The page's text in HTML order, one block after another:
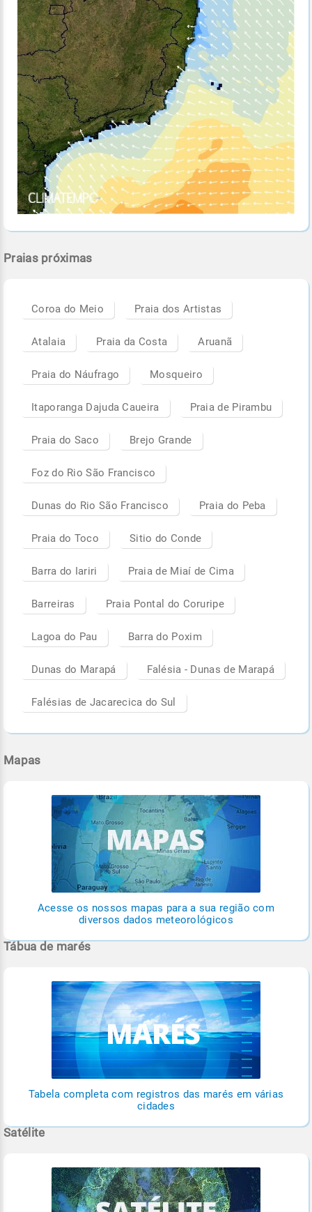
Praias próximas
Coroa do Meio Praia dos Artistas
Atalaia Praia da Costa Aruanã
Praia do Náufrago Mosqueiro
Itaporanga Dajuda Caueira Praia de Pirambu
Praia do Saco Brejo Grande
Foz do Rio São Francisco
Dunas do Rio São Francisco Praia do Peba
Praia do Toco Sitio do Conde
Barra do Iariri Praia de Miaí de Cima
Barreiras Praia Pontal do Coruripe
Lagoa do Pau Barra do Poxim
Dunas do Marapá Falésia - Dunas de Marapá
Falésias de Jacarecica do Sul
Mapas
Acesse os nossos mapas para a sua região com
diversos dados meteorológicos
Tábua de marés
Tabela completa com registros das marés em várias
cidades
Satélite